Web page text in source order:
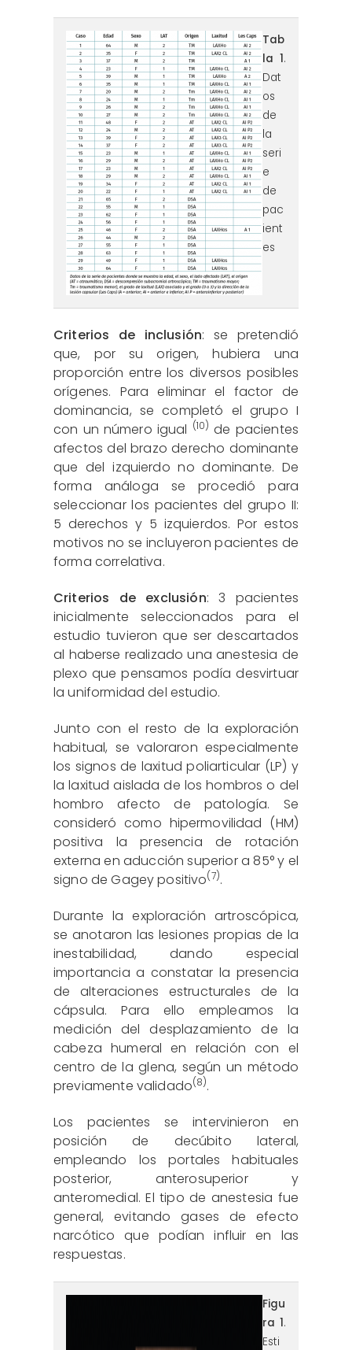
tabla1.png
Tab
la 1.
Dat
os
de
la
seri
e
de
pac
ient
es
Criterios de inclusión: se pretendió
que, por su origen, hubiera una
proporción entre los diversos posibles
orígenes. Para eliminar el factor de
dominancia, se completó el grupo I
con un número igual (10) de pacientes
afectos del brazo derecho dominante
que del izquierdo no dominante. De
forma análoga se procedió para
seleccionar los pacientes del grupo II:
5 derechos y 5 izquierdos. Por estos
motivos no se incluyeron pacientes de
forma correlativa.
Criterios de exclusión: 3 pacientes
inicialmente seleccionados para el
estudio tuvieron que ser descartados
al haberse realizado una anestesia de
plexo que pensamos podía desvirtuar
la uniformidad del estudio.
Junto con el resto de la exploración
habitual, se valoraron especialmente
los signos de laxitud poliarticular (LP) y
la laxitud aislada de los hombros o del
hombro afecto de patología. Se
consideró como hipermovilidad (HM)
positiva la presencia de rotación
externa en aducción superior a 85° y el
signo de Gagey positivo(7).
Durante la exploración artroscópica,
se anotaron las lesiones propias de la
inestabilidad, dando especial
importancia a constatar la presencia
de alteraciones estructurales de la
cápsula. Para ello empleamos la
medición del desplazamiento de la
cabeza humeral en relación con el
centro de la glena, según un método
previamente validado(8).
Los pacientes se intervinieron en
posición de decúbito lateral,
empleando los portales habituales
posterior, anterosuperior y
anteromedial. El tipo de anestesia fue
general, evitando gases de efecto
narcótico que podían influir en las
respuestas.
Figu
ra 1.
Esti